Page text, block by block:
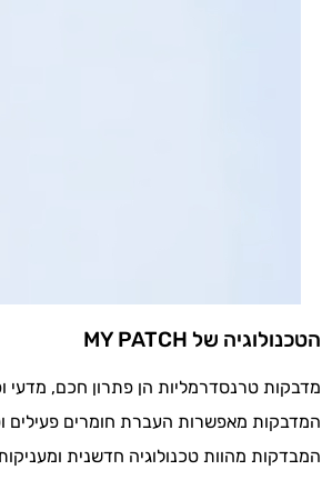
הטכנולוגיה של MY PATCH
מדבקות טרנסדרמליות הן פתרון חכם, מדעי
המדבקות מאפשרות העברת חומרים פעילים
המבדקות מהוות טכנולוגיה חדשנית